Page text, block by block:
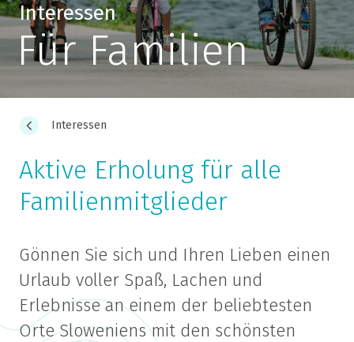
Interessen
Für Familien
Interessen
Aktive Erholung für alle
Familienmitglieder
Gönnen Sie sich und Ihren Lieben einen
Urlaub voller Spaß, Lachen und
Erlebnisse an einem der beliebtesten
Orte Sloweniens mit den schönsten